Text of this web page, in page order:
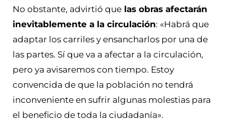
No obstante, advirtió que las obras afectarán
inevitablemente a la circulación: «Habrá que
adaptar los carriles y ensancharlos por una de
las partes. Sí que va a afectar a la circulación,
pero ya avisaremos con tiempo. Estoy
convencida de que la población no tendrá
inconveniente en sufrir algunas molestias para
el beneficio de toda la ciudadanía».